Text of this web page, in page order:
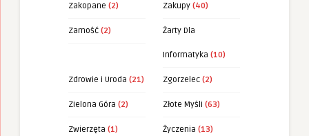
Zakopane (2) Zakupy (40)
Zamość (2) Żarty Dla
Informatyka (10)
Zdrowie i Uroda (21) Zgorzelec (2)
Zielona Góra (2) Złote Myśli (63)
Zwierzęta (1) Życzenia (13)